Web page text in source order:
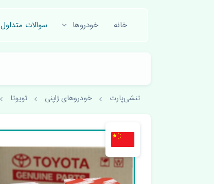
خانه خودروها سوالات متداول
تنشی‌پارت خودروهای ژاپنی تویوتا